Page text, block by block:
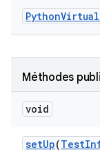
Python
Méthodes
void
setUp(Test